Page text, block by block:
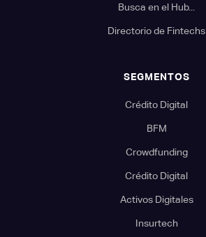
Busca en el Hub...
Directorio de Fintechs
SEGMENTOS
Crédito Digital
BFM
Crowdfunding
Crédito Digital
Activos Digitales
Insurtech